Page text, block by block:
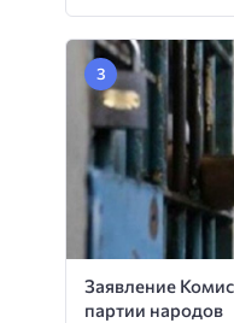
Заявление
партии народов